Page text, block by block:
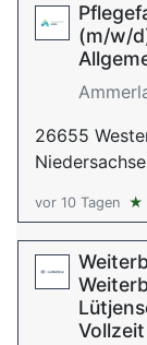
(m/w/
26655
vor 10 Tagen ★
Vollzeit